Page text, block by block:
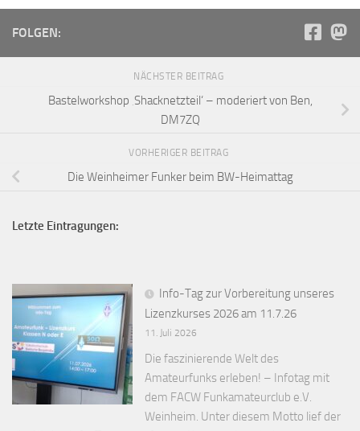
FOLGEN:
NÄCHSTER BEITRAG
Bastelworkshop ‚Shacknetzteil‘ – moderiert von Ben,
DM7ZQ
VORHERIGER BEITRAG
Die Weinheimer Funker beim BW-Heimattag
Letzte Eintragungen:
Info-Tag zur Vorbereitung unseres
Lizenzkurses 2026 am 11.7.26
11. Juli 2026
Die faszinierende Welt des
Amateurfunks erleben! – Infotag mit
dem FACW Funkamateurclub e.V.
Weinheim. Unter diesem Motto lief der